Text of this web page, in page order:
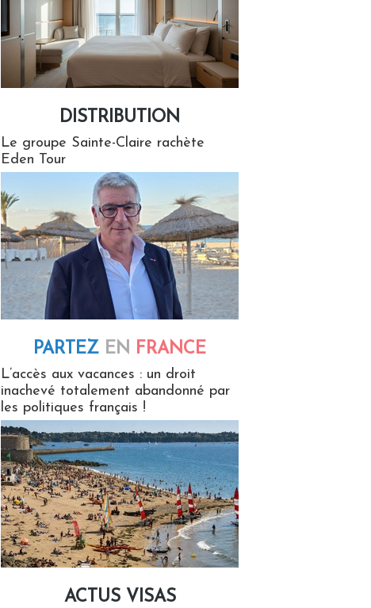
DISTRIBUTION
Le groupe Sainte-Claire rachète
Eden Tour
PARTEZ EN FRANCE
L’accès aux vacances : un droit
inachevé totalement abandonné par
les politiques français !
ACTUS VISAS